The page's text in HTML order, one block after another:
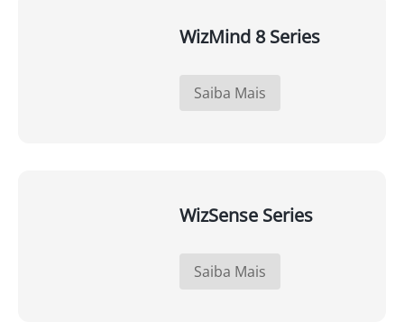
WizMind 8 Series
Saiba Mais
WizSense Series
Saiba Mais